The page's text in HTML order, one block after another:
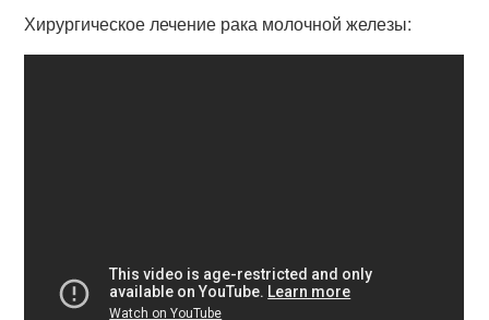
Хирургическое лечение рака молочной железы: